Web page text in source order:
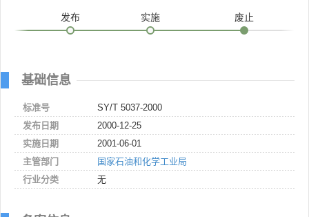
发布 实施 废止
基础信息
标准号
SY/T 5037-2000
发布日期
2000-12-25
实施日期
2001-06-01
主管部门
国家石油和化学工业局
行业分类
无